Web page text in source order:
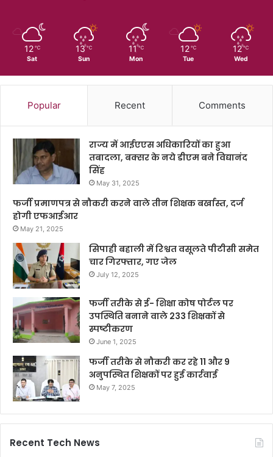
12 ℃
Sat
13 ℃
Sun
11 ℃
Mon
12 ℃
Tue
12 ℃
Wed
Popular Recent Comments
राज्य में आईएएस अधिकारियों का हुआ
तबादला, बक्सर के नये डीएम बने विद्यानंद
सिंह
May 31, 2025
फर्जी प्रमाणपत्र से नौकरी करने वाले तीन शिक्षक बर्खास्त, दर्ज
होगी एफआईआर
May 21, 2025
सिपाही बहाली में रिश्वत वसूलते पीटीसी समेत
चार गिरफ्तार, गए जेल
July 12, 2025
फर्जी तरीके से ई- शिक्षा कोष पोर्टल पर
उपस्थिति बनाने वाले 233 शिक्षकों से
स्पष्टीकरण
June 1, 2025
फर्जी तरीके से नौकरी कर रहे 11 और 9
अनुपस्थित शिक्षकों पर हुई कार्रवाई
May 7, 2025
Recent Tech News